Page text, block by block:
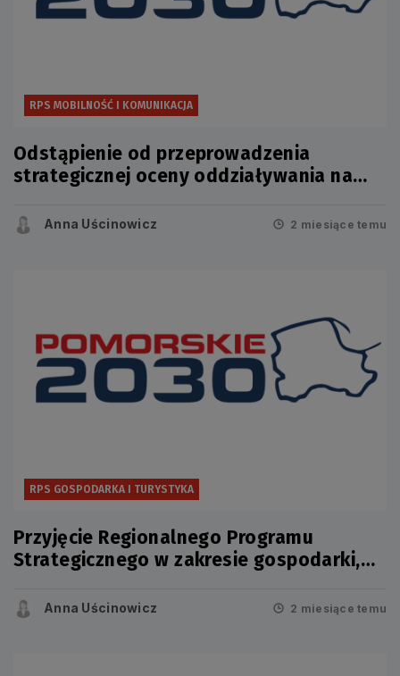
RPS MOBILNOŚĆ I KOMUNIKACJA
Odstąpienie od przeprowadzenia
strategicznej oceny oddziaływania na
zakresie mobilności i komunikacji
Anna Uścinowicz 2 miesiące temu
RPS GOSPODARKA I TURYSTYKA
Przyjęcie Regionalnego Programu
Strategicznego w zakresie gospodarki,
wolnego
Anna Uścinowicz 2 miesiące temu